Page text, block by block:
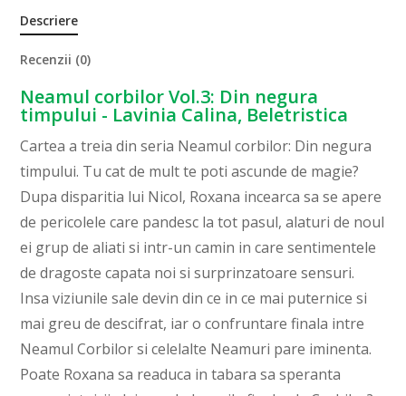
Descriere
Recenzii (0)
Neamul corbilor Vol.3: Din negura
timpului - Lavinia Calina, Beletristica
Cartea a treia din seria Neamul corbilor: Din negura
timpului. Tu cat de mult te poti ascunde de magie?
Dupa disparitia lui Nicol, Roxana incearca sa se apere
de pericolele care pandesc la tot pasul, alaturi de noul
ei grup de aliati si intr-un camin in care sentimentele
de dragoste capata noi si surprinzatoare sensuri.
Insa viziunile sale devin din ce in ce mai puternice si
mai greu de descifrat, iar o confruntare finala intre
Neamul Corbilor si celelalte Neamuri pare iminenta.
Poate Roxana sa readuca in tabara sa speranta